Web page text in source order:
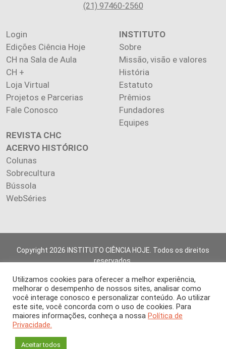
(21) 97460-2560
Login
Edições Ciência Hoje
CH na Sala de Aula
CH +
Loja Virtual
Projetos e Parcerias
Fale Conosco
INSTITUTO
Sobre
Missão, visão e valores
História
Estatuto
Prêmios
Fundadores
Equipes
REVISTA CHC
ACERVO HISTÓRICO
Colunas
Sobrecultura
Bússola
WebSéries
Copyright 2026 INSTITUTO CIÊNCIA HOJE. Todos os direitos
reservados.
opinião de seus autores.
É proibida a reprodução, integral ou parcial, do conteúdo (imagens
e textos) sem prévia autorização.
Utilizamos cookies para oferecer a melhor experiência,
melhorar o desempenho de nossos sites, analisar como
você interage conosco e personalizar conteúdo. Ao utilizar
este site, você concorda com o uso de cookies. Para
maiores informações, conheça a nossa Política de
Privacidade.
Aceitar todos